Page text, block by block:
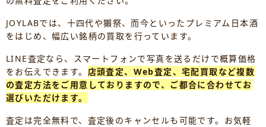
JOYLABでは、十四代や獺祭、而今といったプレミアム日本酒
をはじめ、幅広い銘柄の買取を行っています。
LINE査定なら、スマートフォンで写真を送るだけで概算価格
をお伝えできます。 店頭査定、Web査定、宅配買取など複数
の査定方法をご用意しておりますので、ご都合に合わせてお
選びいただけます。
査定は完全無料で、査定後のキャンセルも可能です。お気軽